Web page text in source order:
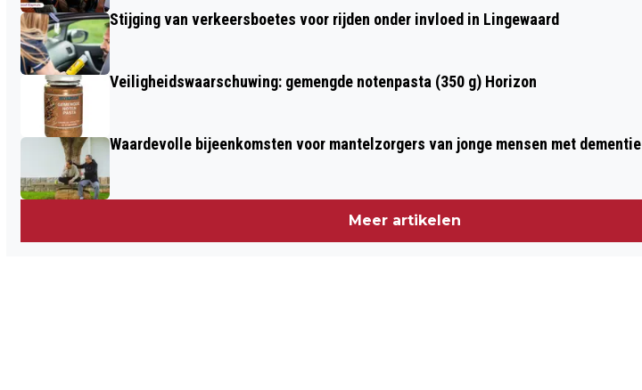
Stijging van verkeersboetes voor rijden onder invloed in Lingewaard
Veiligheidswaarschuwing: gemengde notenpasta (350 g) Horizon
Waardevolle bijeenkomsten voor mantelzorgers van jonge mensen met dementie
Meer artikelen